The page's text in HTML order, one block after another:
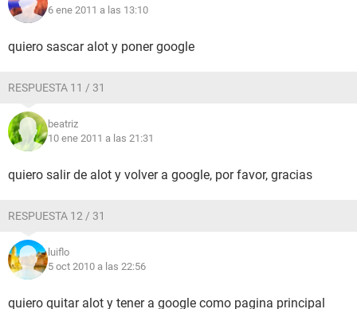
6 ene 2011 a las 13:10
quiero sascar alot y poner google
RESPUESTA 11 / 31
beatriz
10 ene 2011 a las 21:31
quiero salir de alot y volver a google, por favor, gracias
RESPUESTA 12 / 31
luiflo
5 oct 2010 a las 22:56
quiero quitar alot y tener a google como pagina principal